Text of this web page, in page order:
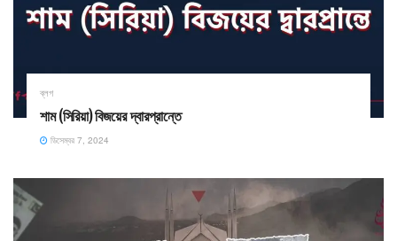
ব্লগ
শাম (সিরিয়া) বিজয়ের দ্বারপ্রান্তে
ডিসেম্বর 7, 2024